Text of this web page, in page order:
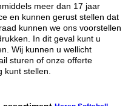
meer dan 17 jaar
en kunnen gerust stellen dat
kunnen we ons voorstellen
In dit geval kunt u
Wij kunnen u wellicht
sturen of onze offerte
kunt stellen.